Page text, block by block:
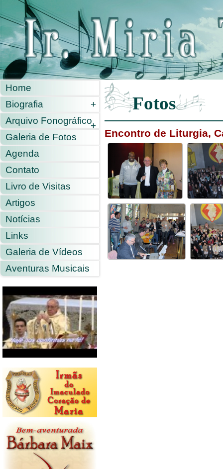
Home
Biografia
+
Arquivo Fonográfico+
Galeria de Fotos
Agenda
Contato
Livro de Visitas
Artigos
Notícias
Links
Galeria de Vídeos
Aventuras Musicais
Fotos
Encontro de Liturgia,